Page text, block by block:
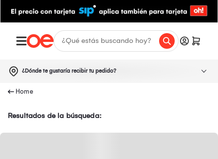
¿Dónde te gustaría recibir tu pedido?
Resultados de la búsqueda: